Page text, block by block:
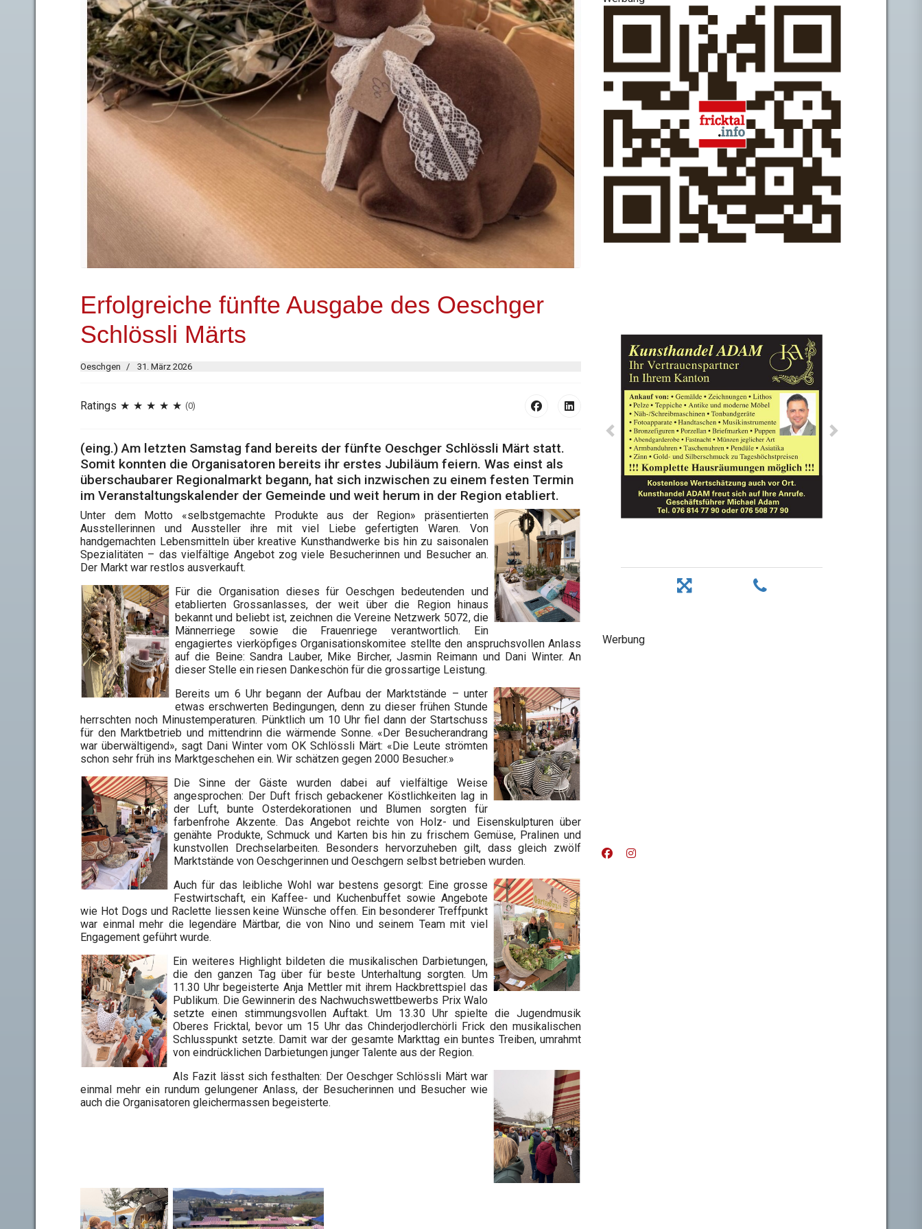
Erfolgreiche fünfte Ausgabe des Oeschger
Schlössli Märts
Oeschgen 31. März 2026
Ratings (0)
(eing.) Am letzten Samstag fand bereits der fünfte Oeschger Schlössli Märt statt.
Somit konnten die Organisatoren bereits ihr erstes Jubiläum feiern. Was einst als
überschaubarer Regionalmarkt begann, hat sich inzwischen zu einem festen Termin
im Veranstaltungskalender der Gemeinde und weit herum in der Region etabliert.
Unter dem Motto «selbstgemachte Produkte aus der Region» präsentierten
Ausstellerinnen und Aussteller ihre mit viel Liebe gefertigten Waren. Von
handgemachten Lebensmitteln über kreative Kunsthandwerke bis hin zu saisonalen
Spezialitäten – das vielfältige Angebot zog viele Besucherinnen und Besucher an.
Der Markt war restlos ausverkauft.
Für die Organisation dieses für Oeschgen bedeutenden und
etablierten Grossanlasses, der weit über die Region hinaus
bekannt und beliebt ist, zeichnen die Vereine Netzwerk 5072, die
Männerriege sowie die Frauenriege verantwortlich. Ein
engagiertes vierköpfiges Organisationskomitee stellte den anspruchsvollen Anlass
auf die Beine: Sandra Lauber, Mike Bircher, Jasmin Reimann und Dani Winter. An
dieser Stelle ein riesen Dankeschön für die grossartige Leistung.
Bereits um 6 Uhr begann der Aufbau der Marktstände – unter
etwas erschwerten Bedingungen, denn zu dieser frühen Stunde
herrschten noch Minustemperaturen. Pünktlich um 10 Uhr fiel dann der Startschuss
für den Marktbetrieb und mittendrinn die wärmende Sonne. «Der Besucherandrang
war überwältigend», sagt Dani Winter vom OK Schlössli Märt: «Die Leute strömten
schon sehr früh ins Marktgeschehen ein. Wir schätzen gegen 2000 Besucher.»
Die Sinne der Gäste wurden dabei auf vielfältige Weise
angesprochen: Der Duft frisch gebackener Köstlichkeiten lag in
der Luft, bunte Osterdekorationen und Blumen sorgten für
farbenfrohe Akzente. Das Angebot reichte von Holz- und Eisenskulpturen über
genähte Produkte, Schmuck und Karten bis hin zu frischem Gemüse, Pralinen und
kunstvollen Drechselarbeiten. Besonders hervorzuheben gilt, dass gleich zwölf
Marktstände von Oeschgerinnen und Oeschgern selbst betrieben wurden.
Auch für das leibliche Wohl war bestens gesorgt: Eine grosse
Festwirtschaft, ein Kaffee- und Kuchenbuffet sowie Angebote
wie Hot Dogs und Raclette liessen keine Wünsche offen. Ein besonderer Treffpunkt
war einmal mehr die legendäre Märtbar, die von Nino und seinem Team mit viel
Engagement geführt wurde.
Ein weiteres Highlight bildeten die musikalischen Darbietungen,
die den ganzen Tag über für beste Unterhaltung sorgten. Um
11.30 Uhr begeisterte Anja Mettler mit ihrem Hackbrettspiel das
Publikum. Die Gewinnerin des Nachwuchswettbewerbs Prix Walo
setzte einen stimmungsvollen Auftakt. Um 13.30 Uhr spielte die Jugendmusik
Oberes Fricktal, bevor um 15 Uhr das Chinderjodlerchörli Frick den musikalischen
Schlusspunkt setzte. Damit war der gesamte Markttag ein buntes Treiben, umrahmt
von eindrücklichen Darbietungen junger Talente aus der Region.
Als Fazit lässt sich festhalten: Der Oeschger Schlössli Märt war
einmal mehr ein rundum gelungener Anlass, der Besucherinnen und Besucher wie
auch die Organisatoren gleichermassen begeisterte.
Werbung